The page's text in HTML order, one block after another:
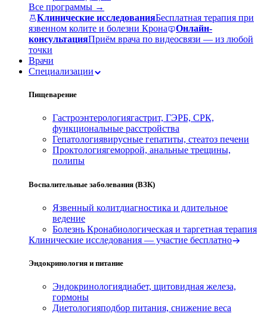
Все программы →
Клинические исследованияБесплатная терапия при
язвенном колите и болезни Крона
Онлайн-
консультацияПриём врача по видеосвязи — из любой
точки
Врачи
Специализации
Пищеварение
Гастроэнтерологиягастрит, ГЭРБ, СРК,
функциональные расстройства
Гепатологиявирусные гепатиты, стеатоз печени
Проктологиягеморрой, анальные трещины,
полипы
Воспалительные заболевания (ВЗК)
Язвенный колитдиагностика и длительное
ведение
Болезнь Кронабиологическая и таргетная терапия
Клинические исследования — участие бесплатно
Эндокринология и питание
Эндокринологиядиабет, щитовидная железа,
гормоны
Диетологияподбор питания, снижение веса